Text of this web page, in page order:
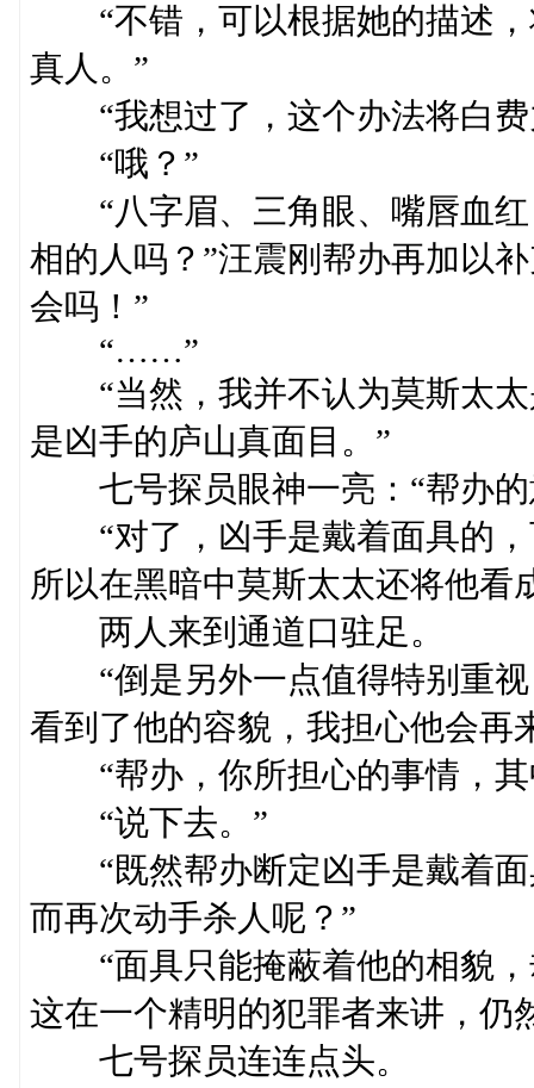
“不错，可以根据她的描述，
真人。”
“我想过了，这个办法将白费
“哦？”
“八字眉、三角眼、嘴唇血红
相的人吗？”汪震刚帮办再加以
会吗！”
“……”
“当然，我并不认为莫斯太太
是凶手的庐山真面目。”
七号探员眼神一亮：“帮办
“对了，凶手是戴着面具的，
所以在黑暗中莫斯太太还将他看
两人来到通道口驻足。
“倒是另外一点值得特别重视
看到了他的容貌，我担心他会再
“帮办，你所担心的事情，其
“说下去。”
“既然帮办断定凶手是戴着面
而再次动手杀人呢？”
“面具只能掩蔽着他的相貌，
这在一个精明的犯罪者来讲，仍
七号探员连连点头。